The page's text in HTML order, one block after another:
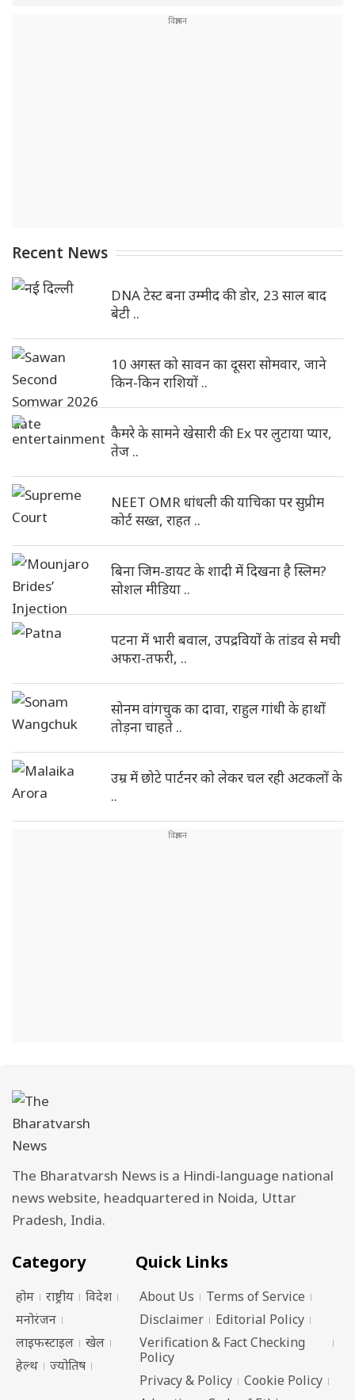
Recent News
DNA टेस्ट बना उम्मीद की डोर, 23 साल बाद
बेटी ..
10 अगस्त को सावन का दूसरा सोमवार, जाने
किन-किन राशियों ..
कैमरे के सामने खेसारी की Ex पर लुटाया प्यार,
तेज ..
NEET OMR धांधली की याचिका पर सुप्रीम
कोर्ट सख्त, राहत ..
बिना जिम-डायट के शादी में दिखना है स्लिम?
सोशल मीडिया ..
पटना में भारी बवाल, उपद्रवियों के तांडव से मची
अफरा-तफरी, ..
सोनम वांगचुक का दावा, राहुल गांधी के हाथों
तोड़ना चाहते ..
उम्र में छोटे पार्टनर को लेकर चल रही अटकलों के
..
The Bharatvarsh News is a Hindi-language national
news website, headquartered in Noida, Uttar
Pradesh, India.
Category
होम राष्ट्रीय
विदेश
मनोरंजन
लाइफस्टाइल
खेल
हेल्थ
ज्योतिष
Quick Links
About Us
Terms of Service
Disclaimer
Editorial Policy
Verification & Fact Checking
Policy
Privacy & Policy
Cookie Policy